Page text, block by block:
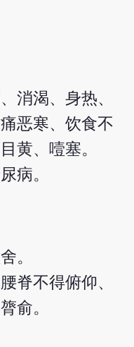
消渴、身热、
恶寒、饮食不
黄、噎塞。
病。
。
脊不得俯仰、
俞。